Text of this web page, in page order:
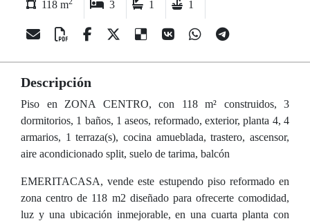
118 m 3 1 1
Descripción
Piso en ZONA CENTRO, con 118 m² construidos, 3
dormitorios, 1 baños, 1 aseos, reformado, exterior, planta 4, 4
armarios, 1 terraza(s), cocina amueblada, trastero, ascensor,
aire acondicionado split, suelo de tarima, balcón
EMERITACASA, vende este estupendo piso reformado en
zona centro de 118 m2 diseñado para ofrecerte comodidad,
luz y una ubicación inmejorable, en una cuarta planta con